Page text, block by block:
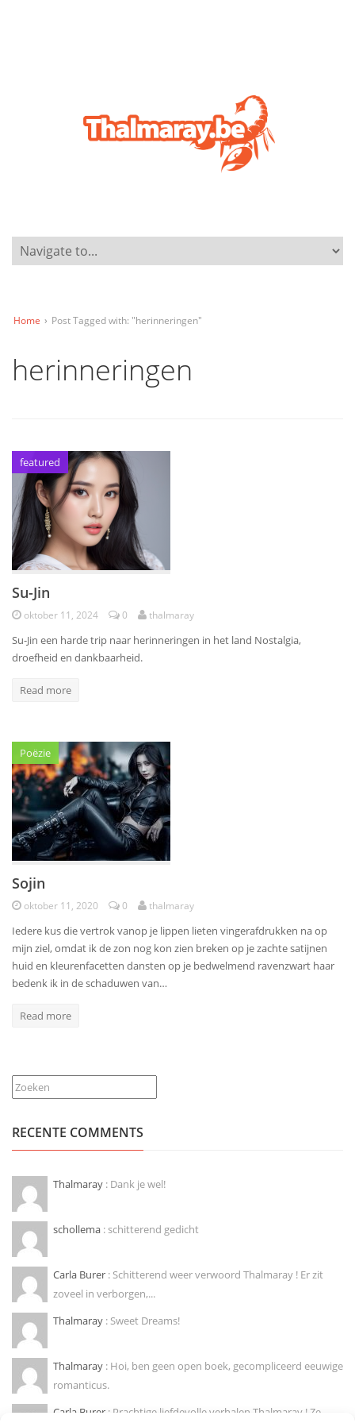
Home › Post Tagged with: "herinneringen"
herinneringen
featured
Su-Jin
oktober 11, 2024 0 thalmaray
Su-Jin een harde trip naar herinneringen in het land Nostalgia,
droefheid en dankbaarheid.
Read more
Poëzie
Sojin
oktober 11, 2020 0 thalmaray
Iedere kus die vertrok vanop je lippen lieten vingerafdrukken na op
mijn ziel, omdat ik de zon nog kon zien breken op je zachte satijnen
huid en kleurenfacetten dansten op je bedwelmend ravenzwart haar
bedenk ik in de schaduwen van…
Read more
Zoeken
RECENTE COMMENTS
Thalmaray : Dank je wel!
schollema : schitterend gedicht
Carla Burer : Schitterend weer verwoord Thalmaray ! Er zit
zoveel in verborgen,...
Thalmaray : Sweet Dreams!
Thalmaray : Hoi, ben geen open boek, gecompliceerd eeuwige
romanticus.
Carla Burer : Prachtige liefdevolle verhalen Thalmaray ! Ze